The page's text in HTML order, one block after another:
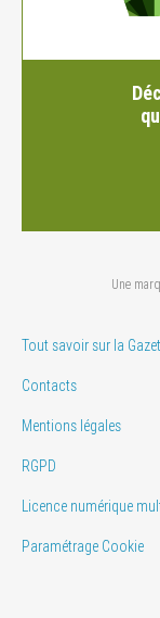
Une
Tout savoir sur la
Contacts
Mentions légales
RGPD
Licence numérique
Paramétrage Cookie